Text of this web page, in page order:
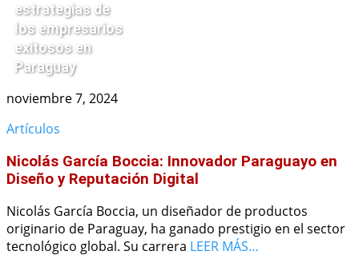
estrategias de
los empresarios
exitosos en
Paraguay
noviembre 7, 2024
Artículos
Nicolás García Boccia: Innovador Paraguayo en
Diseño y Reputación Digital
Nicolás García Boccia, un diseñador de productos
originario de Paraguay, ha ganado prestigio en el sector
tecnológico global. Su carrera LEER MÁS…